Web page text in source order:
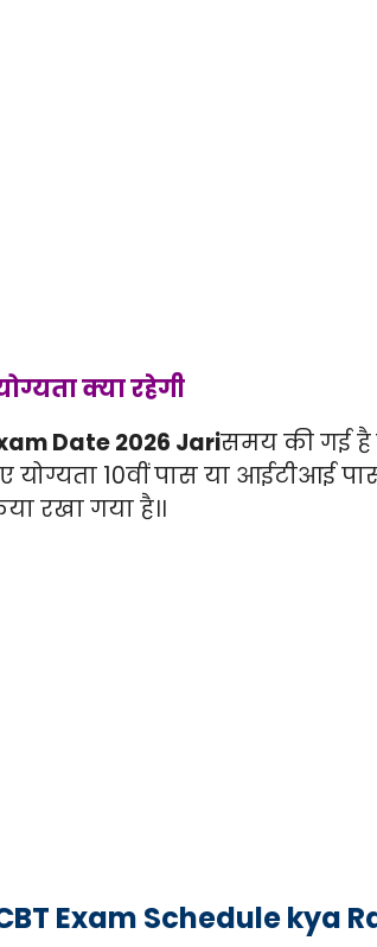
क्या रहेगी
Date 2026 Jariसमय की गई है
योग्यता 10वीं पास या आईटीआई
रखा गया है।।
Exam Schedule kya